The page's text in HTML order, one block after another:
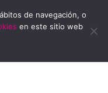
de navegación, o
en este sitio web